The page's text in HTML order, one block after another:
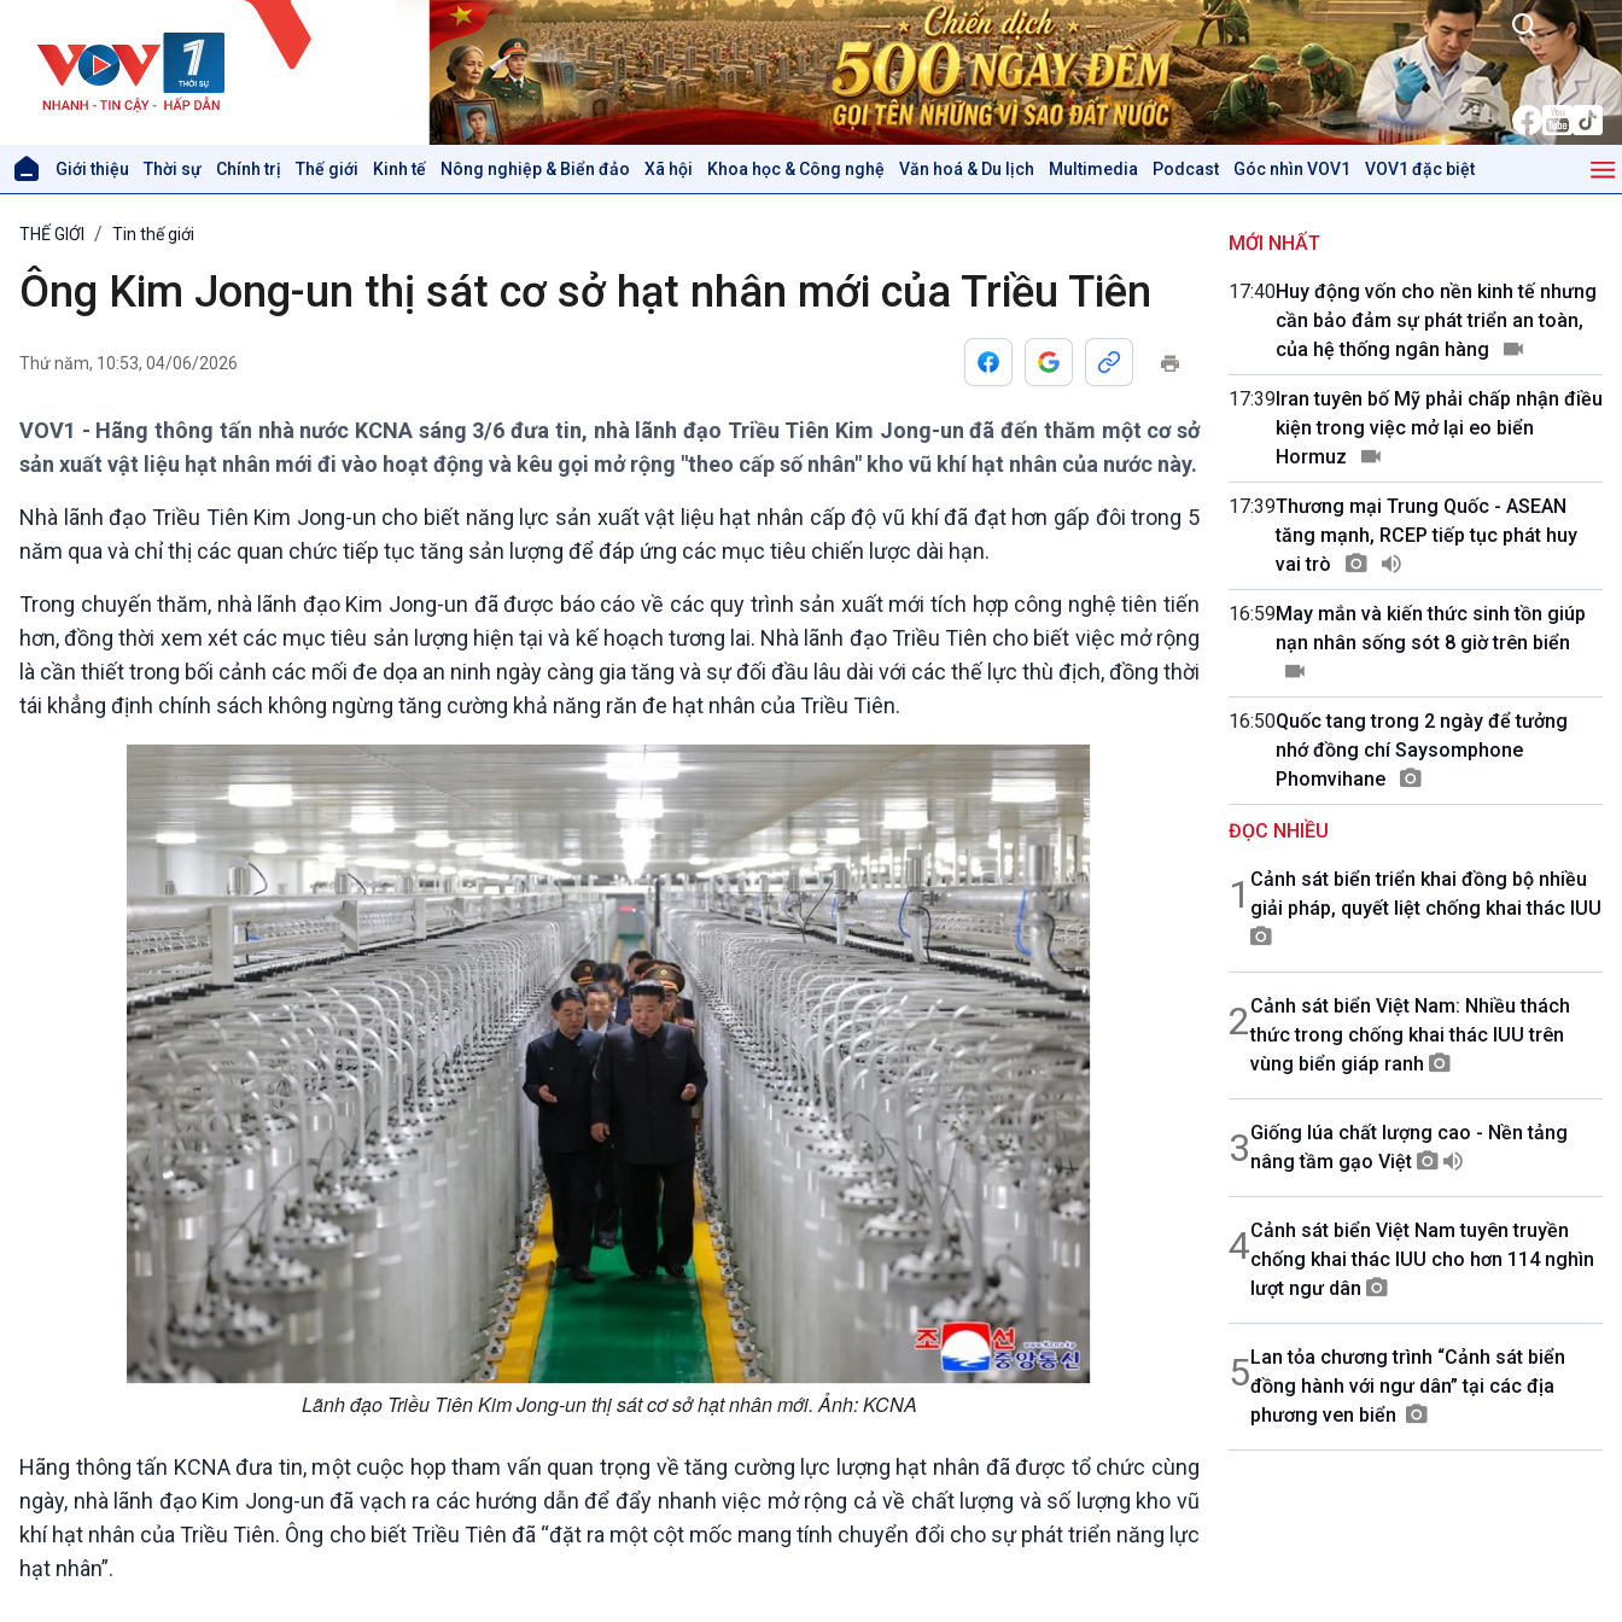
Giới thiệu Thời sự Chính trị Thế giới Kinh tế Nông nghiệp & Biển đảo Xã hội Khoa học & Công nghệ Văn hoá & Du lịch Multimedia Podcast Góc nhìn VOV1 VOV1 đặc biệt
Thời sự 12h
Thời sự 18h
Chính phủ với người dân
Quốc hội với cử tri
Vấn đề quốc tế
Hồ sơ sự kiện quốc tế
Biên cương - Một dải vững
Trước giờ mở cửa
Dòng chảy Kinh tế
Khởi nghiệp
Tuyên chiến với gian lận
Mùa vàng
Biển đảo Việt Nam
Tâm tình biên giới và hải
đảo
Tìm hiểu biển, đảo Việt
Nam
Tin Đời sống & Xã hội
360 độ Sức khỏe
Tài nguyên và Môi trường
Chuyên gia của bạn
Xã hội chuyển động
Bước chân đến trường
Tin Khoa học & Công nghệ
Kết nối công nghệ
khí hậu
Tin Văn hoá & Du lịch
Chát với người nổi tiếng
Ảnh
Video
E-Magazine
Góc nhìn VOV1
Bình luận
10 phút Sự kiện - Luận bàn
Câu chuyện thời sự
Dòng chảy sự kiện
Đối thoại
Chuyện đêm
VOV1 đặc biệt
Chân dung cuộc sống
Các chương trình đặc biệt
THẾ GIỚI Tin thế giới
Ông Kim Jong-un thị sát cơ sở hạt nhân mới của Triều Tiên
Thứ năm, 10:53, 04/06/2026
VOV1 - Hãng thông tấn nhà nước KCNA sáng 3/6 đưa tin, nhà lãnh đạo Triều Tiên Kim Jong-un đã đến thăm một cơ sở
sản xuất vật liệu hạt nhân mới đi vào hoạt động và kêu gọi mở rộng "theo cấp số nhân" kho vũ khí hạt nhân của nước này.
Nhà lãnh đạo Triều Tiên Kim Jong-un cho biết năng lực sản xuất vật liệu hạt nhân cấp độ vũ khí đã đạt hơn gấp đôi trong 5
năm qua và chỉ thị các quan chức tiếp tục tăng sản lượng để đáp ứng các mục tiêu chiến lược dài hạn.
Trong chuyến thăm, nhà lãnh đạo Kim Jong-un đã được báo cáo về các quy trình sản xuất mới tích hợp công nghệ tiên tiến
hơn, đồng thời xem xét các mục tiêu sản lượng hiện tại và kế hoạch tương lai. Nhà lãnh đạo Triều Tiên cho biết việc mở rộng
là cần thiết trong bối cảnh các mối đe dọa an ninh ngày càng gia tăng và sự đối đầu lâu dài với các thế lực thù địch, đồng thời
tái khẳng định chính sách không ngừng tăng cường khả năng răn đe hạt nhân của Triều Tiên.
Lãnh đạo Triều Tiên Kim Jong-un thị sát cơ sở hạt nhân mới. Ảnh: KCNA
Hãng thông tấn KCNA đưa tin, một cuộc họp tham vấn quan trọng về tăng cường lực lượng hạt nhân đã được tổ chức cùng
ngày, nhà lãnh đạo Kim Jong-un đã vạch ra các hướng dẫn để đẩy nhanh việc mở rộng cả về chất lượng và số lượng kho vũ
khí hạt nhân của Triều Tiên. Ông cho biết Triều Tiên đã “đặt ra một cột mốc mang tính chuyển đổi cho sự phát triển năng lực
hạt nhân”.
MỚI NHẤT
17:40Huy động vốn cho nền kinh tế nhưng
cần bảo đảm sự phát triển an toàn,
của hệ thống ngân hàng
17:39Iran tuyên bố Mỹ phải chấp nhận điều
kiện trong việc mở lại eo biển
Hormuz
17:39Thương mại Trung Quốc - ASEAN
tăng mạnh, RCEP tiếp tục phát huy
vai trò
16:59May mắn và kiến thức sinh tồn giúp
nạn nhân sống sót 8 giờ trên biển
16:50Quốc tang trong 2 ngày để tưởng
nhớ đồng chí Saysomphone
Phomvihane
ĐỌC NHIỀU
1 Cảnh sát biển triển khai đồng bộ nhiều
giải pháp, quyết liệt chống khai thác IUU
2Cảnh sát biển Việt Nam: Nhiều thách
thức trong chống khai thác IUU trên
vùng biển giáp ranh
3Giống lúa chất lượng cao - Nền tảng
nâng tầm gạo Việt
4Cảnh sát biển Việt Nam tuyên truyền
chống khai thác IUU cho hơn 114 nghìn
lượt ngư dân
5Lan tỏa chương trình “Cảnh sát biển
đồng hành với ngư dân” tại các địa
phương ven biển